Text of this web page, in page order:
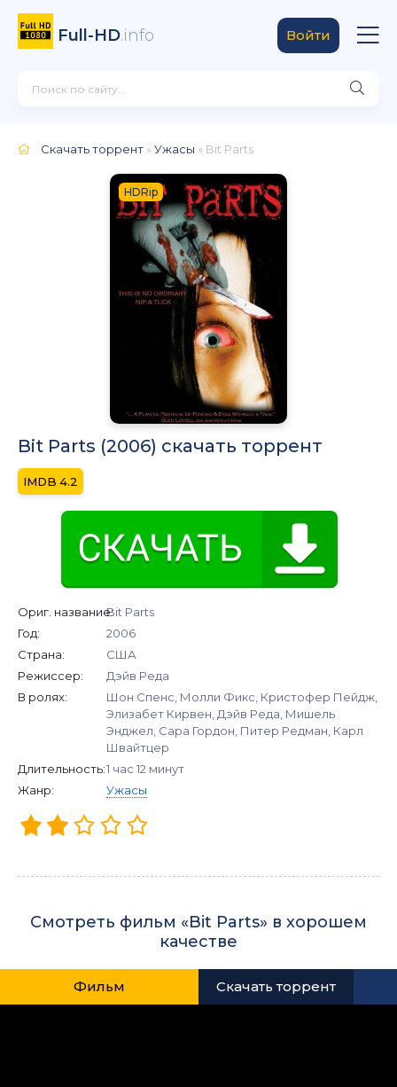
Full-HD.info Войти
Скачать торрент »Ужасы » Bit Parts
HDRip
Bit Parts (2006) скачать торрент
4.2
Ориг. название:Bit Parts
Год:
2006
Страна:
США
Режиссер:
Дэйв Реда
В ролях:
Шон Спенс, Молли Фикс, Кристофер Пейдж,
Элизабет Кирвен, Дэйв Реда, Мишель
Энджел, Сара Гордон, Питер Редман, Карл
Швайтцер
Длительность:1 час 12 минут
Жанр:
Ужасы
Смотреть фильм «Bit Parts» в хорошем
качестве
Фильм Скачать торрент